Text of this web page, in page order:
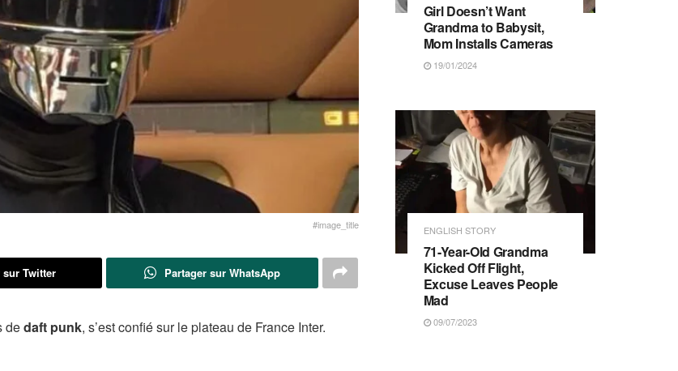
#image_title
sur Twitter Partager sur WhatsApp
dedaft punk, s’est confié sur le plateau de France Inter.
Girl Doesn’t Want
Grandma to Babysit,
Mom Installs Cameras
19/01/2024
ENGLISH STORY
71-Year-Old Grandma
Kicked Off Flight,
Excuse Leaves People
Mad
09/07/2023